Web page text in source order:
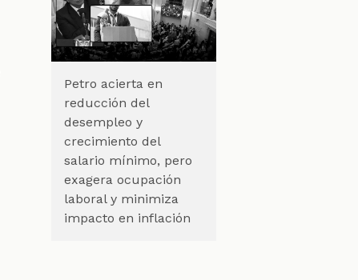
Petro acierta en
reducción del
desempleo y
crecimiento del
salario mínimo, pero
exagera ocupación
laboral y minimiza
impacto en inflación